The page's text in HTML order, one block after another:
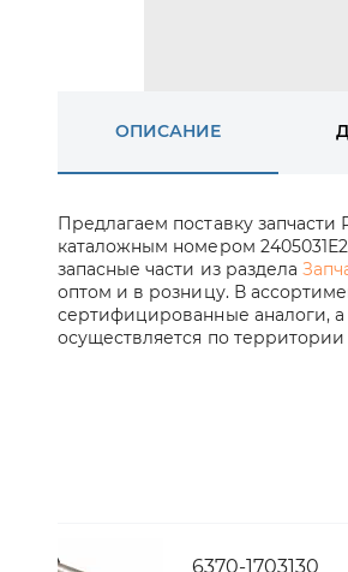
ОПИСАНИЕ
Предлагаем поставку
каталожным номером
запасные части из раздела
оптом и в розницу. В
сертифицированные аналоги, а
осуществляется по
6370-1703130